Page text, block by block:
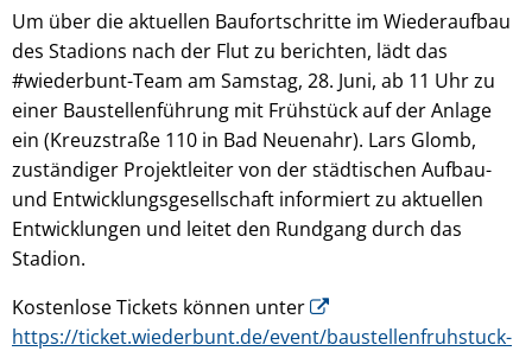
Um über die aktuellen Baufortschritte im Wiederaufbau
des Stadions nach der Flut zu berichten, lädt das
#wiederbunt-Team am Samstag, 28. Juni, ab 11 Uhr zu
einer Baustellenführung mit Frühstück auf der Anlage
ein (Kreuzstraße 110 in Bad Neuenahr). Lars Glomb,
zuständiger Projektleiter von der städtischen Aufbau-
und Entwicklungsgesellschaft informiert zu aktuellen
Entwicklungen und leitet den Rundgang durch das
Stadion.
Kostenlose Tickets können unter
https://ticket.wiederbunt.de/event/baustellenfruhstuck-